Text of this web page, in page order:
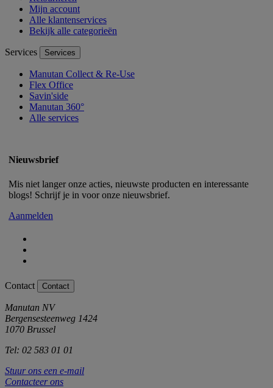
Mijn account
Alle klantenservices
Bekijk alle categorieën
Services Services
Manutan Collect & Re-Use
Flex Office
Savin'side
Manutan 360°
Alle services
Nieuwsbrief
Mis niet langer onze acties, nieuwste producten en interessante
blogs! Schrijf je in voor onze nieuwsbrief.
Aanmelden
Contact Contact
Manutan NV
Bergensesteenweg 1424
1070 Brussel
Tel: 02 583 01 01
Stuur ons een e-mail
Contacteer ons